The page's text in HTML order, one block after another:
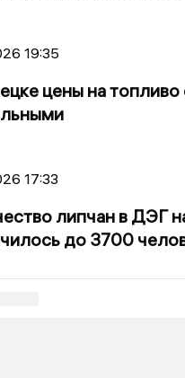
19:35
цены на топливо
17:33
липчан в ДЭГ
до 3700